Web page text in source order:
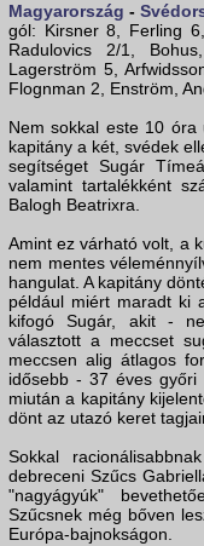
Magyarország -
gól: Kirsner 8, Ferling
Radulovics 2/1,
Lagerström 5,
Flognman 2, Enström,
Nem sokkal este 10
kapitány a két, svédek
segítséget Sugár
valamint tartalékként
Balogh Beatrixra.
Amint ez várható volt, a
nem mentes
hangulat. A kapitány
például miért maradt ki
kifogó Sugár, akit -
választott a meccset
meccsen alig átlagos
idősebb - 37 éves győri
miután a kapitány
dönt az utazó keret
Sokkal
debreceni Szűcs
"nagyágyúk"
Szűcsnek még bőven
Európa-bajnokságon.